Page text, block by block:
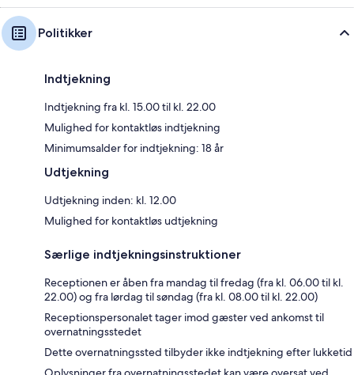
Politikker
Indtjekning
Indtjekning fra kl. 15.00 til kl. 22.00
Mulighed for kontaktløs indtjekning
Minimumsalder for indtjekning: 18 år
Udtjekning
Udtjekning inden: kl. 12.00
Mulighed for kontaktløs udtjekning
Særlige indtjekningsinstruktioner
Receptionen er åben fra mandag til fredag (fra kl. 06.00 til kl.
22.00) og fra lørdag til søndag (fra kl. 08.00 til kl. 22.00)
Receptionspersonalet tager imod gæster ved ankomst til
overnatningsstedet
Dette overnatningssted tilbyder ikke indtjekning efter lukketid